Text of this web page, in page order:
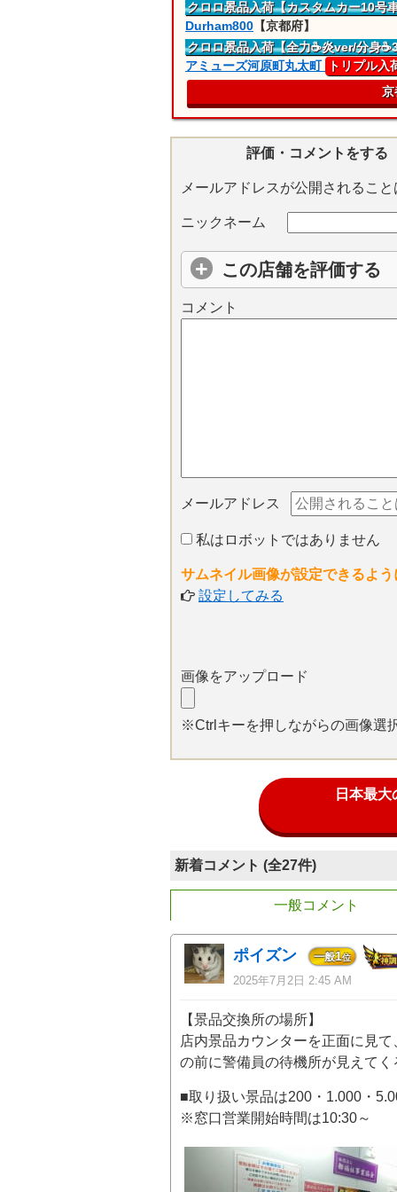
クロロ景品入荷【カスタムカー10号
Durham800 【京都府】
クロロ景品入荷【全力☕炎ver/分身
アミューズ河原町丸太町
トリプル入
京
評価・コメントをする
メールアドレスが公開されるこ
ニックネーム
この店舗を評価する
コメント
メールアドレス
私はロボットではありません
サムネイル画像が設定できるよ
設定してみる
画像をアップロード
※Ctrlキーを押しながらの画像選
日本最
新着コメント (全27件)
一般コメント
ポイズン 一般1位
2025年7月2日 2:45 AM
【景品交換所の場所】
店内景品カウンターを正面に見
の前に警備員の待機所が見えて
■取り扱い景品は200・1.000・
※窓口営業開始時間は10:30～